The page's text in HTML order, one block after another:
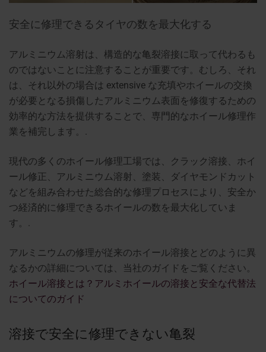
安全に修理できるタイヤの数を最大化する
アルミニウム溶射は、構造的な亀裂溶接に取って代わるも
のではないことに注意することが重要です。むしろ、それ
は、それ以外の場合は extensive な充填やホイールの交換
が必要となる損傷したアルミニウム表面を修復するための
効率的な方法を提供することで、専門的なホイール修理作
業を補完します。.
現代の多くのホイール修理工場では、クラック溶接、ホイ
ール修正、アルミニウム溶射、塗装、ダイヤモンドカット
などを組み合わせた総合的な修理プロセスにより、安全か
つ経済的に修理できるホイールの数を最大化していま
す。.
アルミニウムの修理が従来のホイール溶接とどのように異
なるかの詳細については、当社のガイドをご覧ください。
ホイール溶接とは？アルミホイールの溶接と安全な代替法
についてのガイド
溶接で安全に修理できない亀裂